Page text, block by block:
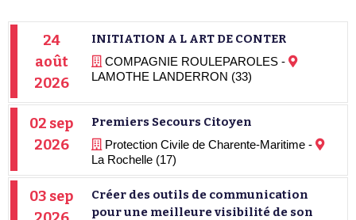
24
août
2026
INITIATION A L ART DE CONTER
COMPAGNIE ROULEPAROLES -
LAMOTHE LANDERRON (33)
02 sep
2026
Premiers Secours Citoyen
Protection Civile de Charente-Maritime -
La Rochelle (17)
03 sep
Créer des outils de communication
pour une meilleure visibilité de son